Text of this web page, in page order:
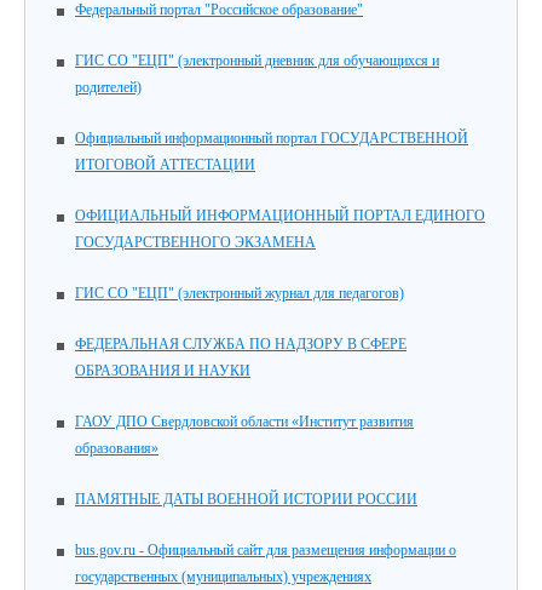
Федеральный портал "Российское образование"
ГИС СО "ЕЦП" (электронный дневник для обучающихся и
родителей)
Официальный информационный портал ГОСУДАРСТВЕННОЙ
ИТОГОВОЙ АТТЕСТАЦИИ
ОФИЦИАЛЬНЫЙ ИНФОРМАЦИОННЫЙ ПОРТАЛ ЕДИНОГО
ГОСУДАРСТВЕННОГО ЭКЗАМЕНА
ГИС СО "ЕЦП" (электронный журнал для педагогов)
ФЕДЕРАЛЬНАЯ СЛУЖБА ПО НАДЗОРУ В СФЕРЕ
ОБРАЗОВАНИЯ И НАУКИ
ГАОУ ДПО Свердловской области «Институт развития
образования»
ПАМЯТНЫЕ ДАТЫ ВОЕННОЙ ИСТОРИИ РОССИИ
bus.gov.ru - Официальный сайт для размещения информации о
государственных (муниципальных) учреждениях